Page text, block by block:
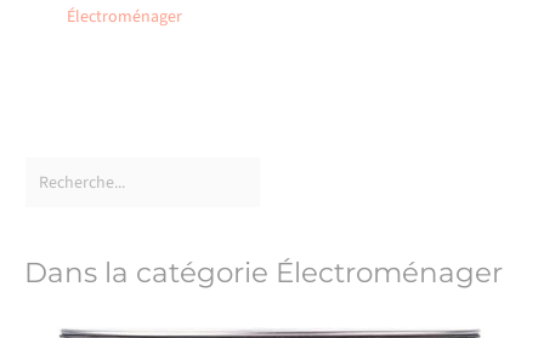
Électroménager
Dans la catégorie Électroménager